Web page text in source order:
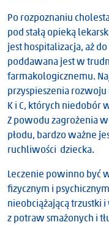
Po rozpoznaniu
pod stałą opieką
jest hospitalizacja, aż
poddawana jest w
farmakologicznemu.
przyspieszenia
K i C, których niedobór
Z powodu zagrożenia
płodu, bardzo ważne
ruchliwości dziecka.
Leczenie powinno być
fizycznym i
nieobciążającą trzustki
z potraw smażonych i